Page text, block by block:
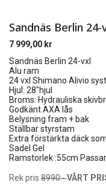
Sandnäs Berlin
7 999,00 kr
Sandnäs Berlin 24-vxl
Alu ram
24 vxl Shimano Alivio
Hjul: 28″hjul
Broms: Hydrauliska
Godkänt AXA lås
Belysning fram + bak
Ställbar styrstam
Extra förstärkta däck
Sadel Gel
Ramstorlek :55cm
Rek pris 8990:-VÅRT